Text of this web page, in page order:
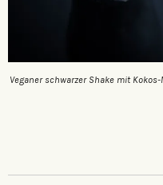
Veganer schwarzer Shake mit Kokos-